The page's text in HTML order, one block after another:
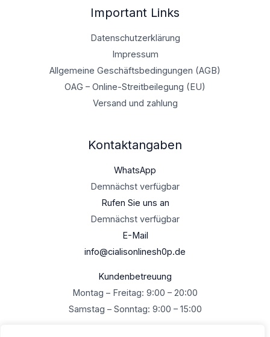
Important Links
Datenschutzerklärung
Impressum
Allgemeine Geschäftsbedingungen (AGB)
OAG – Online-Streitbeilegung (EU)
Versand und zahlung
Kontaktangaben
WhatsApp
Demnächst verfügbar
Rufen Sie uns an
Demnächst verfügbar
E-Mail
info@cialisonlinesh0p.de
Kundenbetreuung
Montag – Freitag: 9:00 – 20:00
Samstag – Sonntag: 9:00 – 15:00